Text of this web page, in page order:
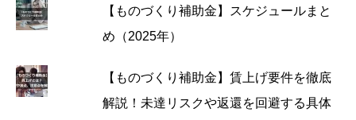
【ものづくり補助金】スケジュールまと
め（2025年）
【ものづくり補助金】賃上げ要件を徹底
解説！未達リスクや返還を回避する具体